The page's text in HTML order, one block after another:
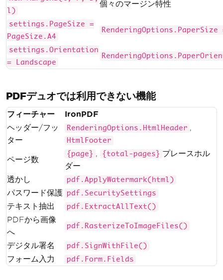
l)
個々のマージン特性
settings.PageSize =
PageSize.A4
RenderingOptions.PaperSize
settings.Orientation
= Landscape
PDFデュオでは利用できない機能
フィーチャー
IronPDF
ヘッダー/フッ
ター
RenderingOptions.HtmlHeader ,
HtmlFooter
ページ数
{page} , {total-pages} プレースホル
ダー
透かし
pdf.ApplyWatermark(html)
パスワード保護 pdf.SecuritySettings
テキスト抽出 pdf.ExtractAllText()
PDFから画像
へ
pdf.RasterizeToImageFiles()
デジタル署名 pdf.SignWithFile()
フォーム入力 pdf.Form.Fields